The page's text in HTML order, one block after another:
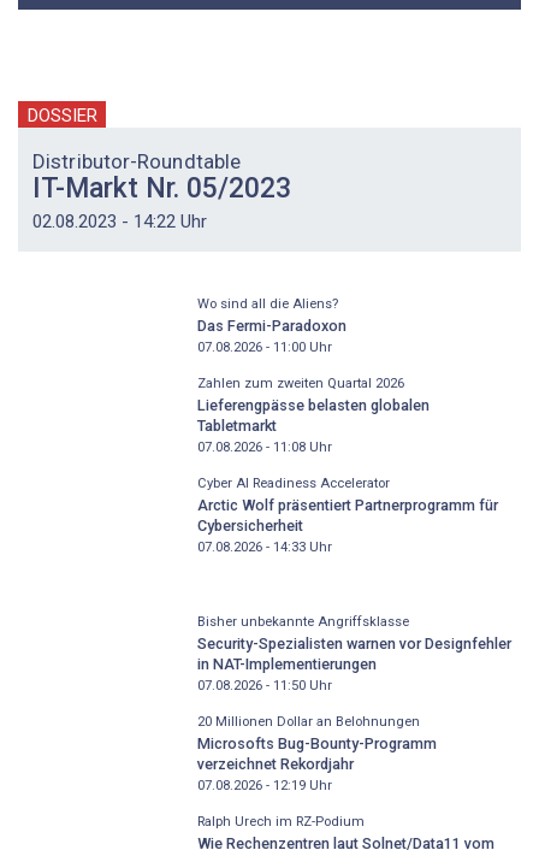
DOSSIER
Distributor-Roundtable
IT-Markt Nr. 05/2023
02.08.2023 - 14:22 Uhr
Wo sind all die Aliens?
Das Fermi-Paradoxon
07.08.2026 - 11:00Uhr
Zahlen zum zweiten Quartal 2026
Lieferengpässe belasten globalen
Tabletmarkt
07.08.2026 - 11:08Uhr
Cyber AI Readiness Accelerator
Arctic Wolf präsentiert Partnerprogramm für
Cybersicherheit
07.08.2026 - 14:33Uhr
Bisher unbekannte Angriffsklasse
Security-Spezialisten warnen vor Designfehler
in NAT-Implementierungen
07.08.2026 - 11:50Uhr
20 Millionen Dollar an Belohnungen
Microsofts Bug-Bounty-Programm
verzeichnet Rekordjahr
07.08.2026 - 12:19Uhr
Ralph Urech im RZ-Podium
Wie Rechenzentren laut Solnet/Data11 vom